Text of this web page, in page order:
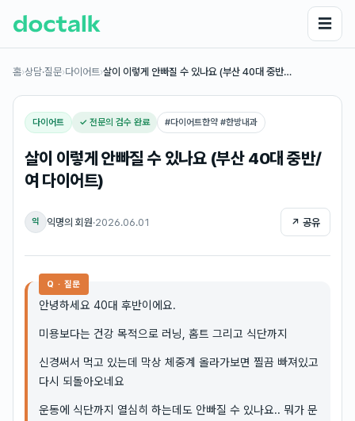
☰
홈›상담·질문›다이어트›살이 이렇게 안빠질 수 있나요 (부산 40대 중반…
다이어트 ✓ 전문의 검수 완료 #다이어트한약 #한방내과
살이 이렇게 안빠질 수 있나요 (부산 40대 중반/
여 다이어트)
익 익명의 회원·2026.06.01 ↗ 공유
Q · 질문
안녕하세요 40대 후반이에요.
미용보다는 건강 목적으로 러닝, 홈트 그리고 식단까지
신경써서 먹고 있는데 막상 체중계 올라가보면 찔끔 빠져있고
다시 되돌아오네요
운동에 식단까지 열심히 하는데도 안빠질 수 있나요.. 뭐가 문